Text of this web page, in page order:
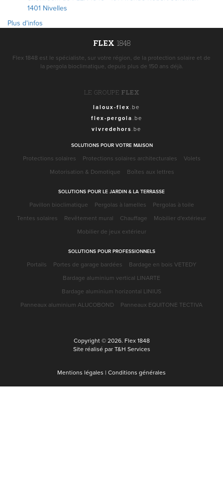
1401 Nivelles
Plus d'infos
FLEX 1848
Flex 1848 est le spécialiste, sur votre région, de la protection solaire et de
la pergola bioclimatique, depuis plus de 150 ans déjà.
LE GROUPE FLEX
laloux-flex .be
flex-pergola .be
vivredehors .be
SOLUTIONS POUR VOTRE MAISON
Protections solaires Protections solaires architecturales
Volets
Motorisation & Domotique
Boîtes aux lettres
SOLUTIONS POUR LE JARDIN & LA TERRASSE
Pavillon bioclimatique Pergolas à lamelles
Pergolas à toile
Tentes solaires
Revêtement mural Chauffage
Mobilier d'extérieur
Mobilier de jeux extérieur
SOLUTIONS POUR PROFESSIONNELS
Portails Portes de garage bardées
Bardage en bois VETEDY
Bardage aluminium vertical LINARTE
Bardage aluminium horizontal LINIUS
Panneaux aluminium ALUCOBOND
Panneaux EQUITONE TECTIVA
Copyright © 2026. Flex 1848
Site réalisé par T&H Services
Mentions légales | Conditions générales